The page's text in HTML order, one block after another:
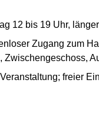
12 bis 19 Uhr,
Zugang zum
Zwischengeschoss,
freier